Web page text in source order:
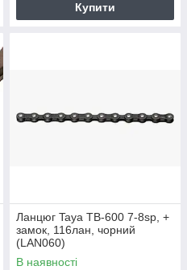
Купити
Ланцюг Taya TB-600 7-8sp, +
замок, 116лан, чорний
(LAN060)
В наявності